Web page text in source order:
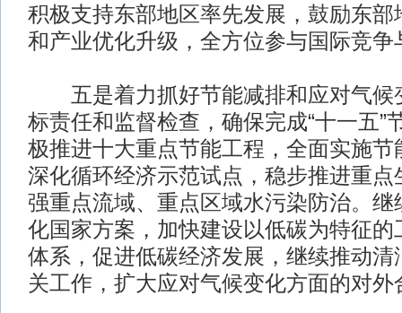
积极支持东部地区率先发展，鼓励东部
和产业优化升级，全方位参与国际竞争
五是着力抓好节能减排和应对气候
标责任和监督检查，确保完成“十一五”
极推进十大重点节能工程，全面实施节
深化循环经济示范试点，稳步推进重点
强重点流域、重点区域水污染防治。继
化国家方案，加快建设以低碳为特征的
体系，促进低碳经济发展，继续推动清
关工作，扩大应对气候变化方面的对外